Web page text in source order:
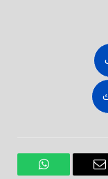
بريد واتساب